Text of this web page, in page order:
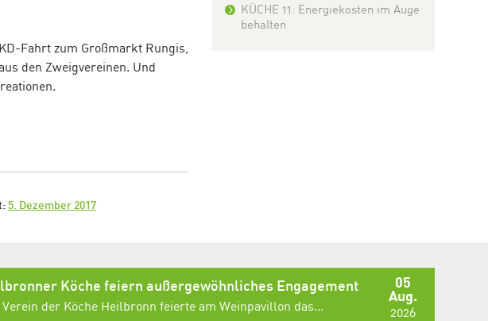
Fahrt zum Großmarkt Rungis,
den Zweigvereinen. Und
5. Dezember 2017
KÜCHE 11: Energiekosten im Auge
behalten
05
Aug.
2026
Köche feiern außergewöhnliches Engagement
der Köche Heilbronn feierte am Weinpavillon das...